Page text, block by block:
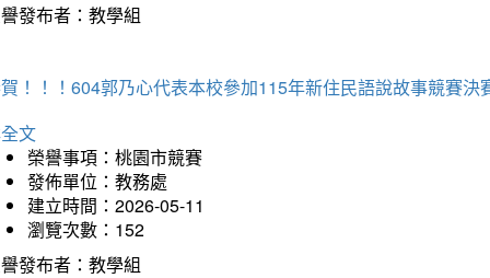
發布者：教學組
！！！604郭乃心代表本校參加115年新住民語說故事競賽決
文
榮譽事項：桃園市競賽
發佈單位：教務處
建立時間：2026-05-11
瀏覽次數：152
發布者：教學組